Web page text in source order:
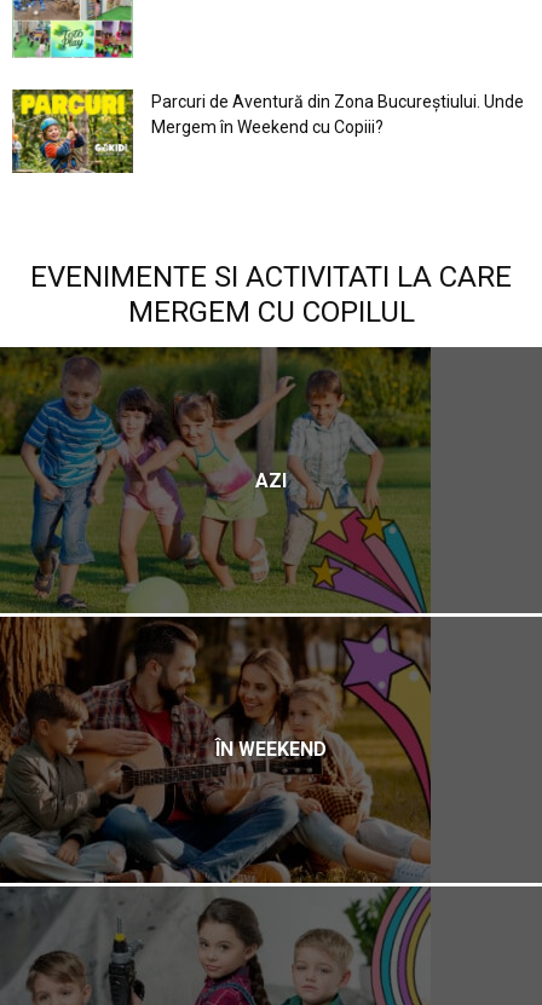
Parcuri de Aventură din Zona Bucureştiului. Unde
Mergem în Weekend cu Copiii?
EVENIMENTE SI ACTIVITATI LA CARE
MERGEM CU COPILUL
AZI
ÎN WEEKEND